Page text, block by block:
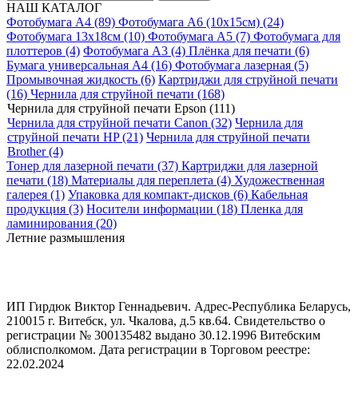
НАШ КАТАЛОГ
Фотобумага A4 (89) Фотобумага A6 (10х15см) (24)
Фотобумага 13х18см (10) Фотобумага A5 (7) Фотобумага для
плоттеров (4) Фотобумага A3 (4) Плёнка для печати (6)
Бумага универсальная A4 (16) Фотобумага лазерная (5)
Промывочная жидкость (6) Картриджи для струйной печати
(16) Чернила для струйной печати (168)
Чернила для струйной печати Epson (111)
Чернила для струйной печати Canon (32) Чернила для
струйной печати HP (21) Чернила для струйной печати
Brother (4)
Тонер для лазерной печати (37) Картриджи для лазерной
печати (18) Материалы для переплета (4) Художественная
галерея (1) Упаковка для компакт-дисков (6) Кабельная
продукция (3) Носители информации (18) Пленка для
ламинирования (20)
Летние размышления
ИП Гирдюк Виктор Геннадьевич. Адрес-Республика Беларусь,
210015 г. Витебск, ул. Чкалова, д.5 кв.64. Свидетельство о
регистрации № 300135482 выдано 30.12.1996 Витебским
облисполкомом. Дата регистрации в Торговом реестре:
22.02.2024